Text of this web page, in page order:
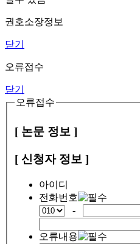
권호소장정보
닫기
오류접수
닫기
오류접수
[ 논문 정보 ]
[ 신청자 정보 ]
아이디
전화번호
-
오류내용